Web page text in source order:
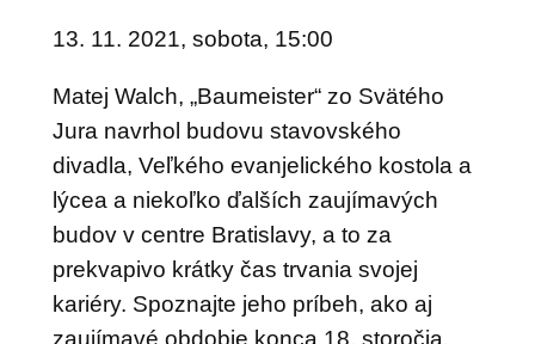
13. 11. 2021, sobota, 15:00
Matej Walch, „Baumeister“ zo Svätého
Jura navrhol budovu stavovského
divadla, Veľkého evanjelického kostola a
lýcea a niekoľko ďalších zaujímavých
budov v centre Bratislavy, a to za
prekvapivo krátky čas trvania svojej
kariéry. Spoznajte jeho príbeh, ako aj
zaujímavé obdobie konca 18. storočia,